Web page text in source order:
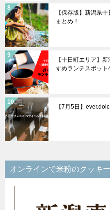
【保存版】新潟県
まとめ！
【十日町エリア】
すめランチスポット
【7月5日】
オンラインで米粉のクッキ